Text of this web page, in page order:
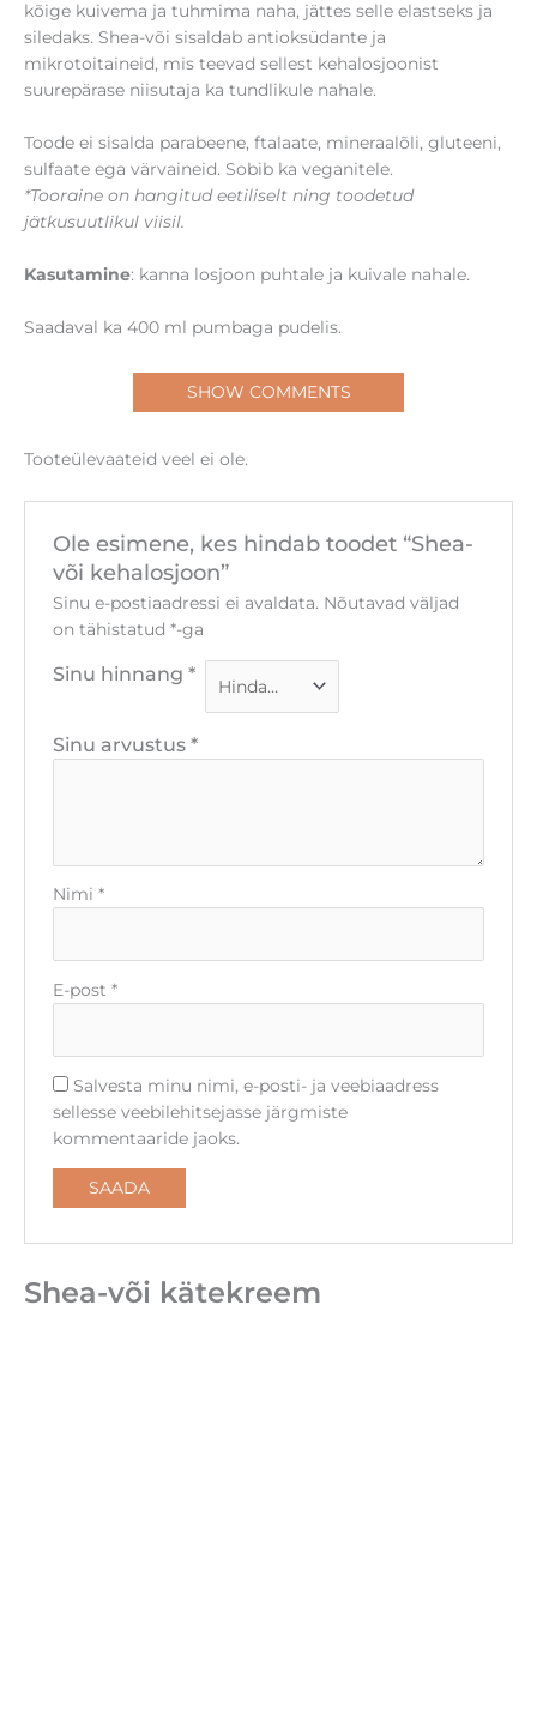
kõige kuivema ja tuhmima naha, jättes selle elastseks ja
siledaks. Shea-või sisaldab antioksüdante ja
mikrotoitaineid, mis teevad sellest kehalosjoonist
suurepärase niisutaja ka tundlikule nahale.
Toode ei sisalda parabeene, ftalaate, mineraalõli, gluteeni,
sulfaate ega värvaineid. Sobib ka veganitele.
*Tooraine on hangitud eetiliselt ning toodetud
jätkusuutlikul viisil.
Kasutamine: kanna losjoon puhtale ja kuivale nahale.
Saadaval ka 400 ml pumbaga pudelis.
SHOW COMMENTS
Tooteülevaateid veel ei ole.
Ole esimene, kes hindab toodet “Shea-
või kehalosjoon”
Sinu e-postiaadressi ei avaldata. Nõutavad väljad
on tähistatud *-ga
Sinu hinnang *
Sinu arvustus *
Nimi *
E-post *
Salvesta minu nimi, e-posti- ja veebiaadress
sellesse veebilehitsejasse järgmiste
kommentaaride jaoks.
Shea-või kätekreem